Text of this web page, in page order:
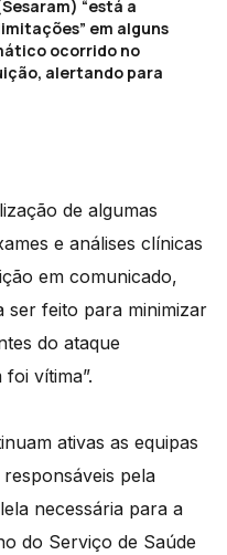
“está a
em alguns
ocorrido no
alertando para
de algumas
e análises clínicas
em comunicado,
ser feito para minimizar
do ataque
vítima”.
ativas as equipas
pela
necessária para a
do Serviço de Saúde